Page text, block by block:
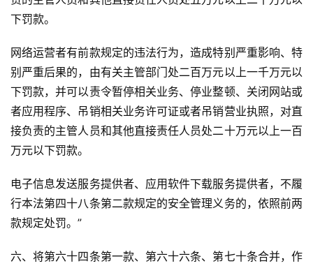
下罚款。
网络运营者有前款规定的违法行为，造成特别严重影响、特
别严重后果的，由有关主管部门处二百万元以上一千万元以
下罚款，并可以责令暂停相关业务、停业整顿、关闭网站或
者应用程序、吊销相关业务许可证或者吊销营业执照，对直
接负责的主管人员和其他直接责任人员处二十万元以上一百
万元以下罚款。
电子信息发送服务提供者、应用软件下载服务提供者，不履
行本法第四十八条第二款规定的安全管理义务的，依照前两
款规定处罚。”
六、将第六十四条第一款、第六十六条、第七十条合并，作